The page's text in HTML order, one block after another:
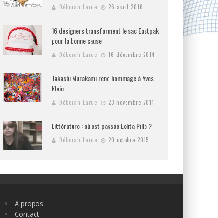
Déborah Larue 26 avril 2016
16 designers transforment le sac Eastpak
pour la bonne cause
Déborah Larue 16 décembre 2014
Takashi Murakami rend hommage à Yves
Klein
Déborah Larue 23 novembre 2011
Littérature : où est passée Lolita Pille ?
Déborah Larue 20 octobre 2015
À propos
Contact